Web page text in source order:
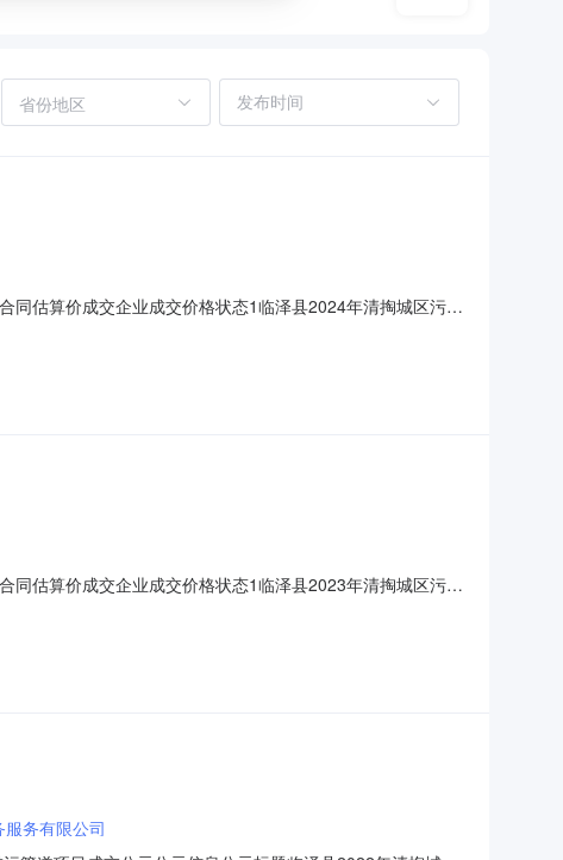
省份地区
同估算价成交企业成交价格状态1临泽县2024年清掏城区污水
同估算价成交企业成交价格状态1临泽县2023年清掏城区污水
务有限公司